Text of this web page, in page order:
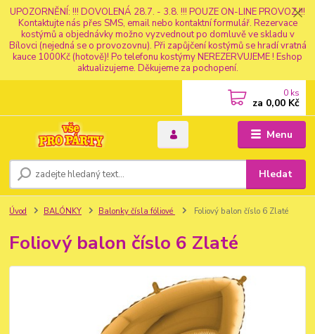
UPOZORNĚNÍ: !!! DOVOLENÁ 28.7. - 3.8. !!! POUZE ON-LINE PROVOZ !!!
Kontaktujte nás přes SMS, email nebo kontaktní formulář. Rezervace
kostýmů a objednávky možno vyzvednout po domluvě ve skladu v
Bílovci (nejedná se o provozovnu). Při zapůjčení kostýmů se hradí vratná
kauce 1000Kč (hotově)! Po telefonu kostýmy NEREZERVUJEME ! Eshop
aktualizujeme. Děkujeme za pochopení.
Menu
Hledat
0 ks
za 0,00 Kč
Úvod BALÓNKY Balonky čísla fóliové Foliový balon číslo 6 Zlaté
Foliový balon číslo 6 Zlaté